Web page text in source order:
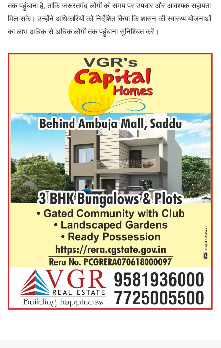
तक पहुंचाना है, ताकि जरूरतमंद लोगों को समय पर उपचार और आवश्यक सहायता
मिल सके। उन्होंने अधिकारियों को निर्देशित किया कि शासन की स्वास्थ्य योजनाओं
का लाभ अधिक से अधिक लोगों तक पहुंचाना सुनिश्चित करें।